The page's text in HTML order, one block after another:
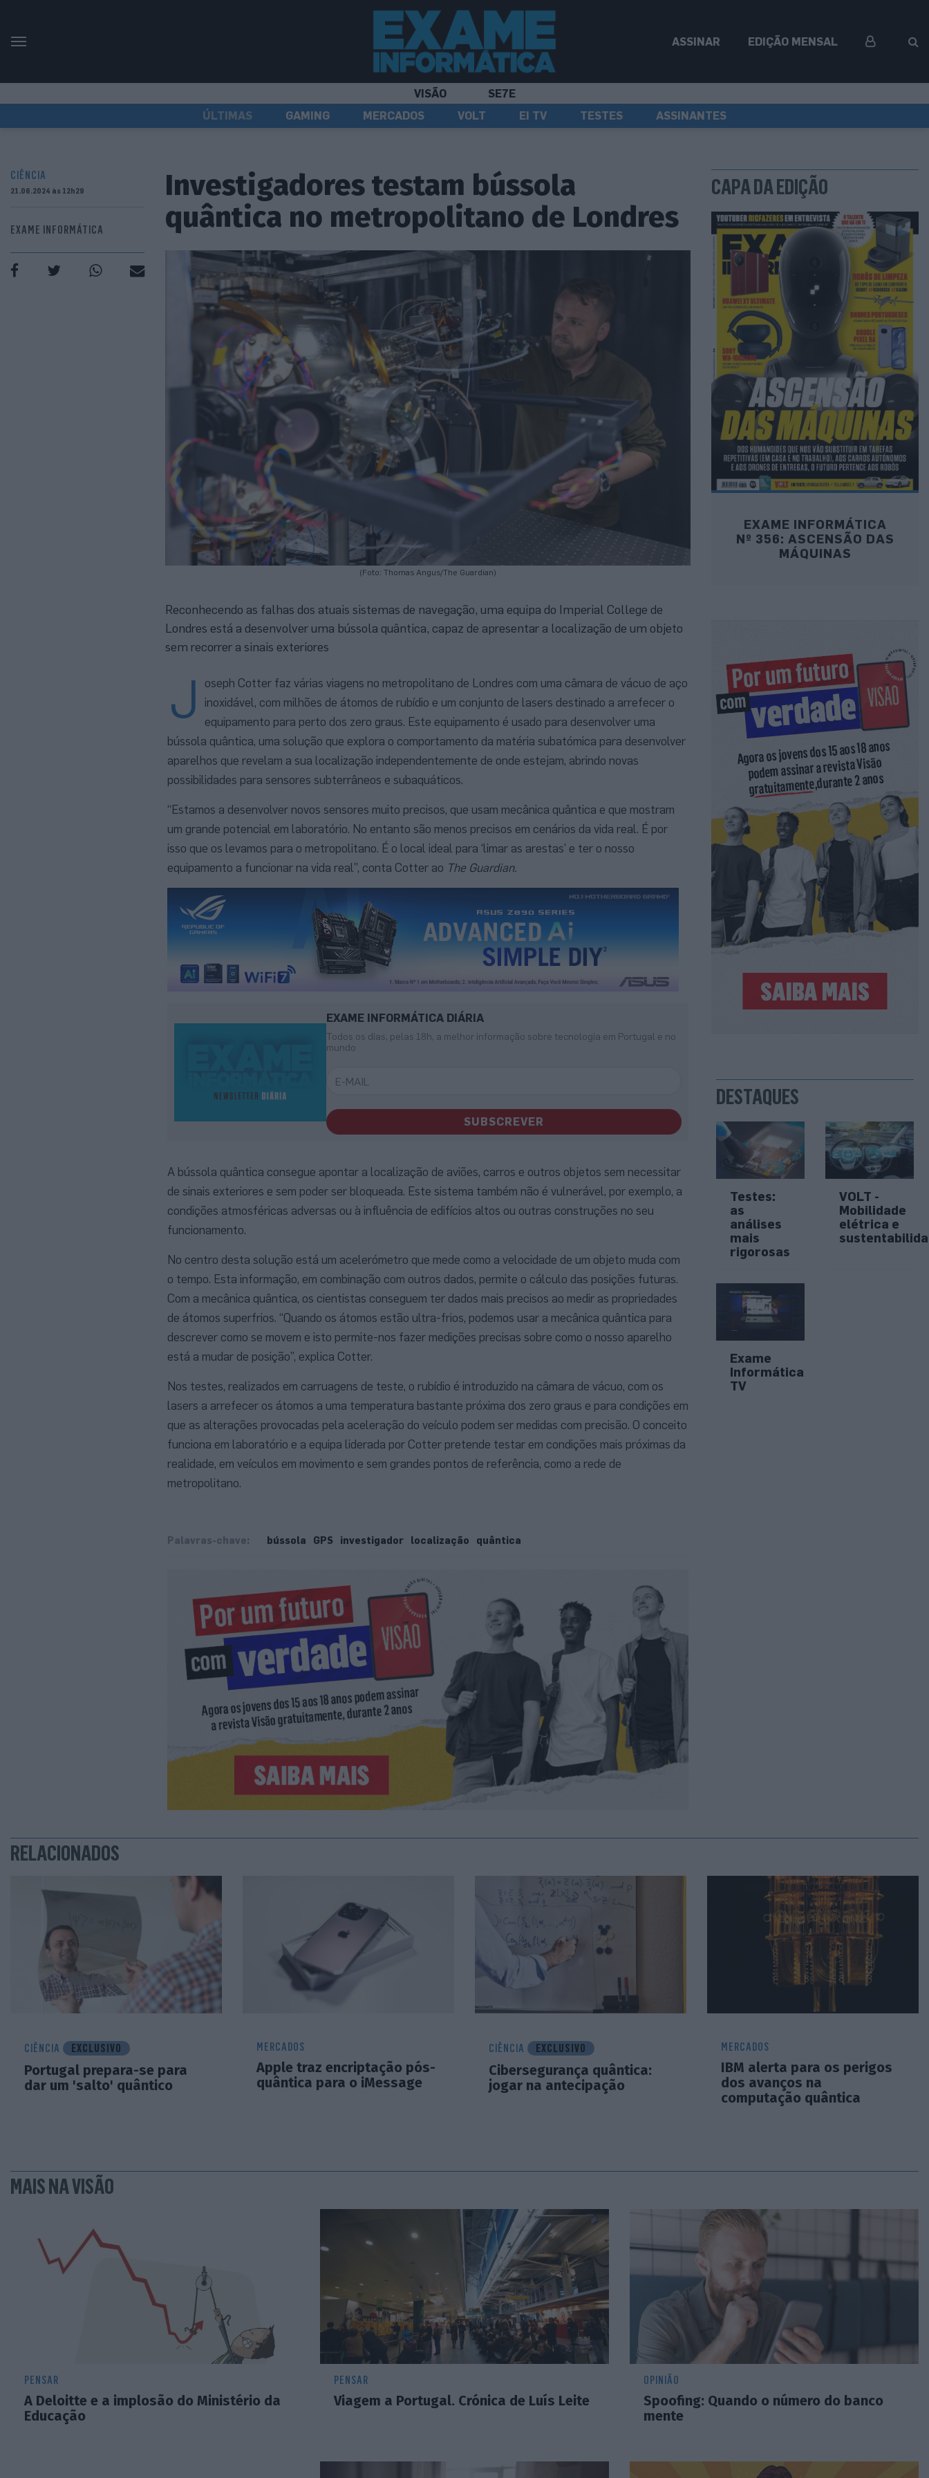
ASSINAR EDIÇÃO MENSAL
VISÃO
SE7E
ÚLTIMAS
GAMING MERCADOS VOLT EI TV TESTES ASSINANTES
CIÊNCIA
21.06.2024 às 12h29
EXAME INFORMÁTICA
Investigadores testam bússola
quântica no metropolitano de Londres
(Foto: Thomas Angus/The Guardian)
Reconhecendo as falhas dos atuais sistemas de navegação, uma equipa do Imperial College de
Londres está a desenvolver uma bússola quântica, capaz de apresentar a localização de um objeto
sem recorrer a sinais exteriores
J
oseph Cotter faz várias viagens no metropolitano de Londres com uma câmara de vácuo de aço
inoxidável, com milhões de átomos de rubídio e um conjunto de lasers destinado a arrefecer o
equipamento para perto dos zero graus. Este equipamento é usado para desenvolver uma
bússola quântica, uma solução que explora o comportamento da matéria subatómica para desenvolver
aparelhos que revelam a sua localização independentemente de onde estejam, abrindo novas
possibilidades para sensores subterrâneos e subaquáticos.
“Estamos a desenvolver novos sensores muito precisos, que usam mecânica quântica e que mostram
um grande potencial em laboratório. No entanto são menos precisos em cenários da vida real. É por
isso que os levamos para o metropolitano. É o local ideal para ‘limar as arestas’ e ter o nosso
equipamento a funcionar na vida real”, conta Cotter ao The Guardian.
EXAME INFORMÁTICA DIÁRIA
Todos os dias, pelas 18h, a melhor informação sobre tecnologia em Portugal e no
mundo
SUBSCREVER
A bússola quântica consegue apontar a localização de aviões, carros e outros objetos sem necessitar
de sinais exteriores e sem poder ser bloqueada. Este sistema também não é vulnerável, por exemplo, a
condições atmosféricas adversas ou à influência de edifícios altos ou outras construções no seu
funcionamento.
No centro desta solução está um acelerómetro que mede como a velocidade de um objeto muda com
o tempo. Esta informação, em combinação com outros dados, permite o cálculo das posições futuras.
Com a mecânica quântica, os cientistas conseguem ter dados mais precisos ao medir as propriedades
de átomos superfrios. “Quando os átomos estão ultra-frios, podemos usar a mecânica quântica para
descrever como se movem e isto permite-nos fazer medições precisas sobre como o nosso aparelho
está a mudar de posição”, explica Cotter.
Nos testes, realizados em carruagens de teste, o rubídio é introduzido na câmara de vácuo, com os
lasers a arrefecer os átomos a uma temperatura bastante próxima dos zero graus e para condições em
que as alterações provocadas pela aceleração do veículo podem ser medidas com precisão. O conceito
funciona em laboratório e a equipa liderada por Cotter pretende testar em condições mais próximas da
realidade, em veículos em movimento e sem grandes pontos de referência, como a rede de
metropolitano.
Palavras-chave: bússola GPS investigador localização quântica
CAPA DA EDIÇÃO
EXAME INFORMÁTICA
Nº 356: ASCENSÃO DAS
MÁQUINAS
DESTAQUES
Testes:
as
análises
mais
rigorosas
VOLT -
Mobilidade
elétrica e
Exame
Informática
TV
RELACIONADOS
CIÊNCIA EXCLUSIVO
Portugal prepara-se para
dar um 'salto' quântico
MERCADOS
Apple traz encriptação pós-
quântica para o iMessage
CIÊNCIA EXCLUSIVO
Cibersegurança quântica:
jogar na antecipação
MERCADOS
IBM alerta para os perigos
dos avanços na
computação quântica
MAIS NA VISÃO
PENSAR
A Deloitte e a implosão do Ministério da
Educação
PENSAR
Viagem a Portugal. Crónica de Luís Leite
OPINIÃO
Spoofing: Quando o número do banco
mente